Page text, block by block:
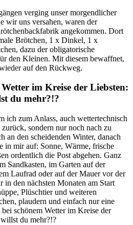
verging unser morgendlicher
wir uns versahen, waren der
angekommen. Dort
Brötchen, 1 x Dinkel, 1 x
dazu der obligatorische
den Kleinen. Mit diesem bewaffnet,
auf den Rückweg.
im Kreise der Liebsten:
du mehr?!?
ich zum Anlass, auch wettertechnisch
sondern nur noch nach zu
an den scheidenden Winter, danach
in mir auf: Sonne, Wärme, frische
ordentlich die Post abgehen. Ganz
Sandkasten, im Garten auf der
Laufrad oder auf der Mauer vor der
den nächsten Monaten am Start
Plüschtier und weiteren
plaudern und einfach nur eine
schönem Wetter im Kreise der
du mehr?!?